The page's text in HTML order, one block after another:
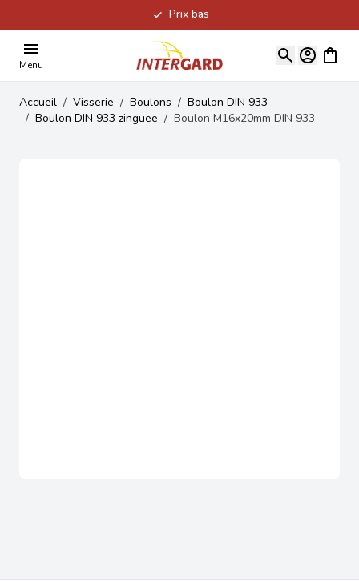
Prix bas
Menu
Voir
Accueil / Visserie / Boulons / Boulon DIN 933
/ Boulon DIN 933 zinguee / Boulon M16x20mm DIN 933